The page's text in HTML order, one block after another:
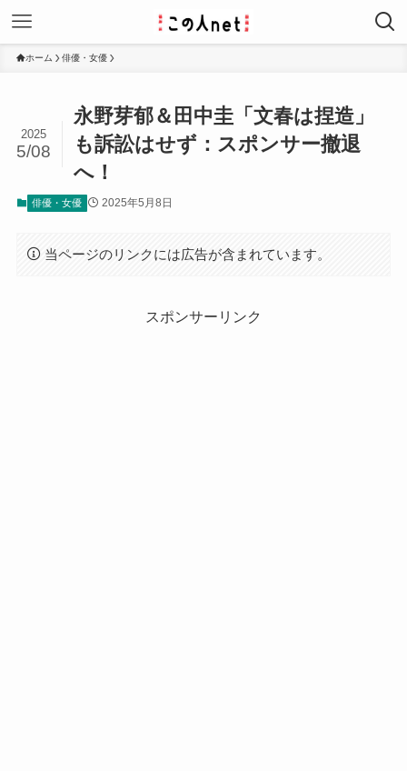
ホーム 俳優・女優
永野芽郁＆田中圭「文春は捏造」
も訴訟はせず：スポンサー撤退
へ！
2025
5/08
俳優・女優 2025年5月8日
当ページのリンクには広告が含まれています。
スポンサーリンク